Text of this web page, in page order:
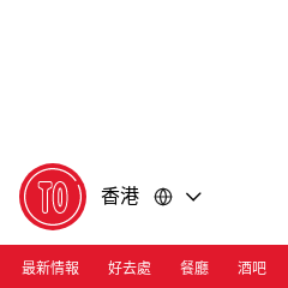
香港
最新情報 好去處 餐廳 酒吧